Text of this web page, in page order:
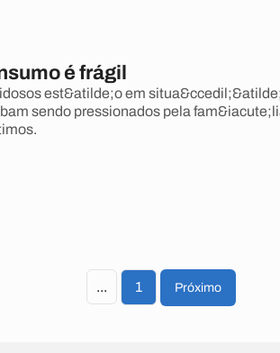
é frágil
est&atilde;o em
sendo pressionados pela
... 1 Próximo